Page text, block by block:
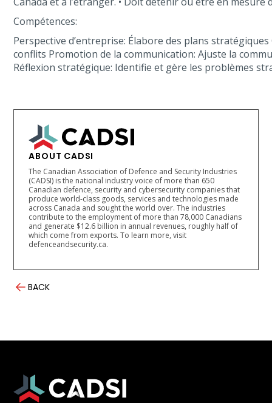
Compétences:
Perspective d’entreprise: Élabore des plans
conflits Promotion de la communication: Ajuste la
Réflexion stratégique: Identifie et gère les problèmes
ABOUT CADSI
The Canadian Association of Defence and Security Industries
(CADSI) is the national industry voice of more than 650
Canadian defence, security and cybersecurity companies that
produce world-class goods, services and technologies made
across Canada and sought the world over. The industries
contribute to the employment of more than 78,000 Canadians
and generate $12.6 billion in annual revenues, roughly half of
which come from exports. To learn more, visit
defenceandsecurity.ca.
BACK